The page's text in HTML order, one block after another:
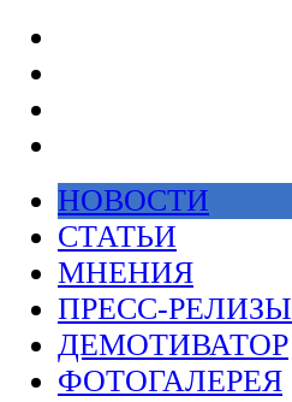
НОВОСТИ
СТАТЬИ
МНЕНИЯ
ПРЕСС-РЕЛИЗЫ
ДЕМОТИВАТОР
ФОТОГАЛЕРЕЯ